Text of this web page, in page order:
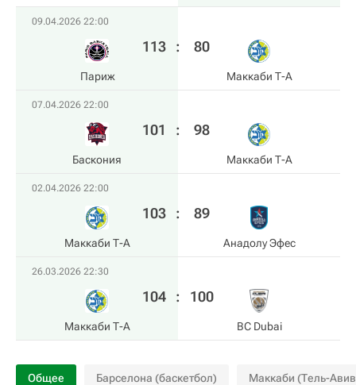
09.04.2026 22:00
Париж
113 : 80
Маккаби Т-А
07.04.2026 22:00
Баскония
101 : 98
Маккаби Т-А
02.04.2026 22:00
Маккаби Т-А
103 : 89
Анадолу Эфес
26.03.2026 22:30
Маккаби Т-А
104 : 100
BC Dubai
Общее Барселона (баскетбол) Маккаби (Тель-